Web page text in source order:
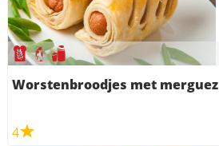
Worstenbroodjes met merguez
4